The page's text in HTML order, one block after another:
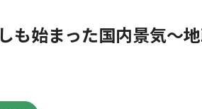
も始まった国内景気～